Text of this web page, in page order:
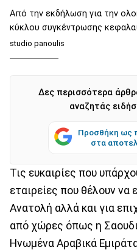
Από την εκδήλωση για την
κύκλου συγκέντρωσης
studio panoulis
Δες περισσότερα
αναζητάς
Προσθήκη ως
στα
Τις ευκαιρίες που
εταιρείες που θέλουν
Ανατολή αλλά και για
από χώρες όπως η
Ηνωμένα Αραβικά